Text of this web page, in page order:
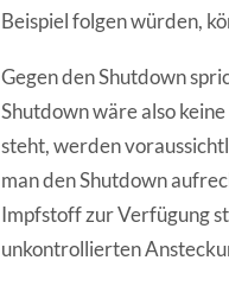
Beispiel folgen würden,
Gegen den Shutdown
Shutdown wäre also
steht, werden
man den Shutdown
Impfstoff zur Verfügung
unkontrollierten